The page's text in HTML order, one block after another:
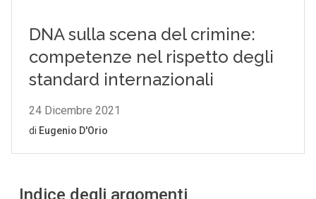
Indice degli argomenti